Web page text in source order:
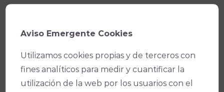
Facebook
X WhatsApp
Email
Copy
Link
Aviso Emergente Cookies
Utilizamos cookies propias y de terceros con
fines analíticos para medir y cuantificar la
utilización de la web por los usuarios con el